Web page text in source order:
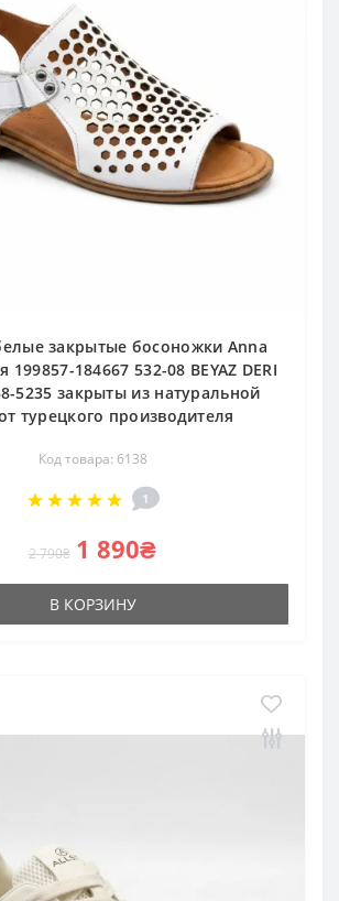
закрытые босоножки Anna
199857-184667 532-08 BEYAZ DERI
5235 закрыты из натуральной
турецкого производителя
Код товара: 6138
1
2 790₴ 1 890₴
В КОРЗИНУ